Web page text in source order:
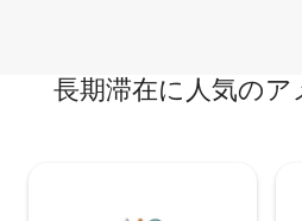
長期滞在に人気の